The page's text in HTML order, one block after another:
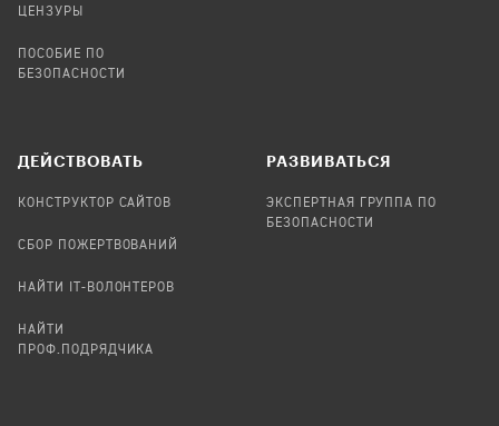
ЦЕНЗУРЫ
ПОСОБИЕ ПО
БЕЗОПАСНОСТИ
ДЕЙСТВОВАТЬ
КОНСТРУКТОР САЙТОВ
СБОР ПОЖЕРТВОВАНИЙ
НАЙТИ IT-ВОЛОНТЕРОВ
НАЙТИ
ПРОФ.ПОДРЯДЧИКА
РАЗВИВАТЬСЯ
ЭКСПЕРТНАЯ ГРУППА ПО
БЕЗОПАСНОСТИ